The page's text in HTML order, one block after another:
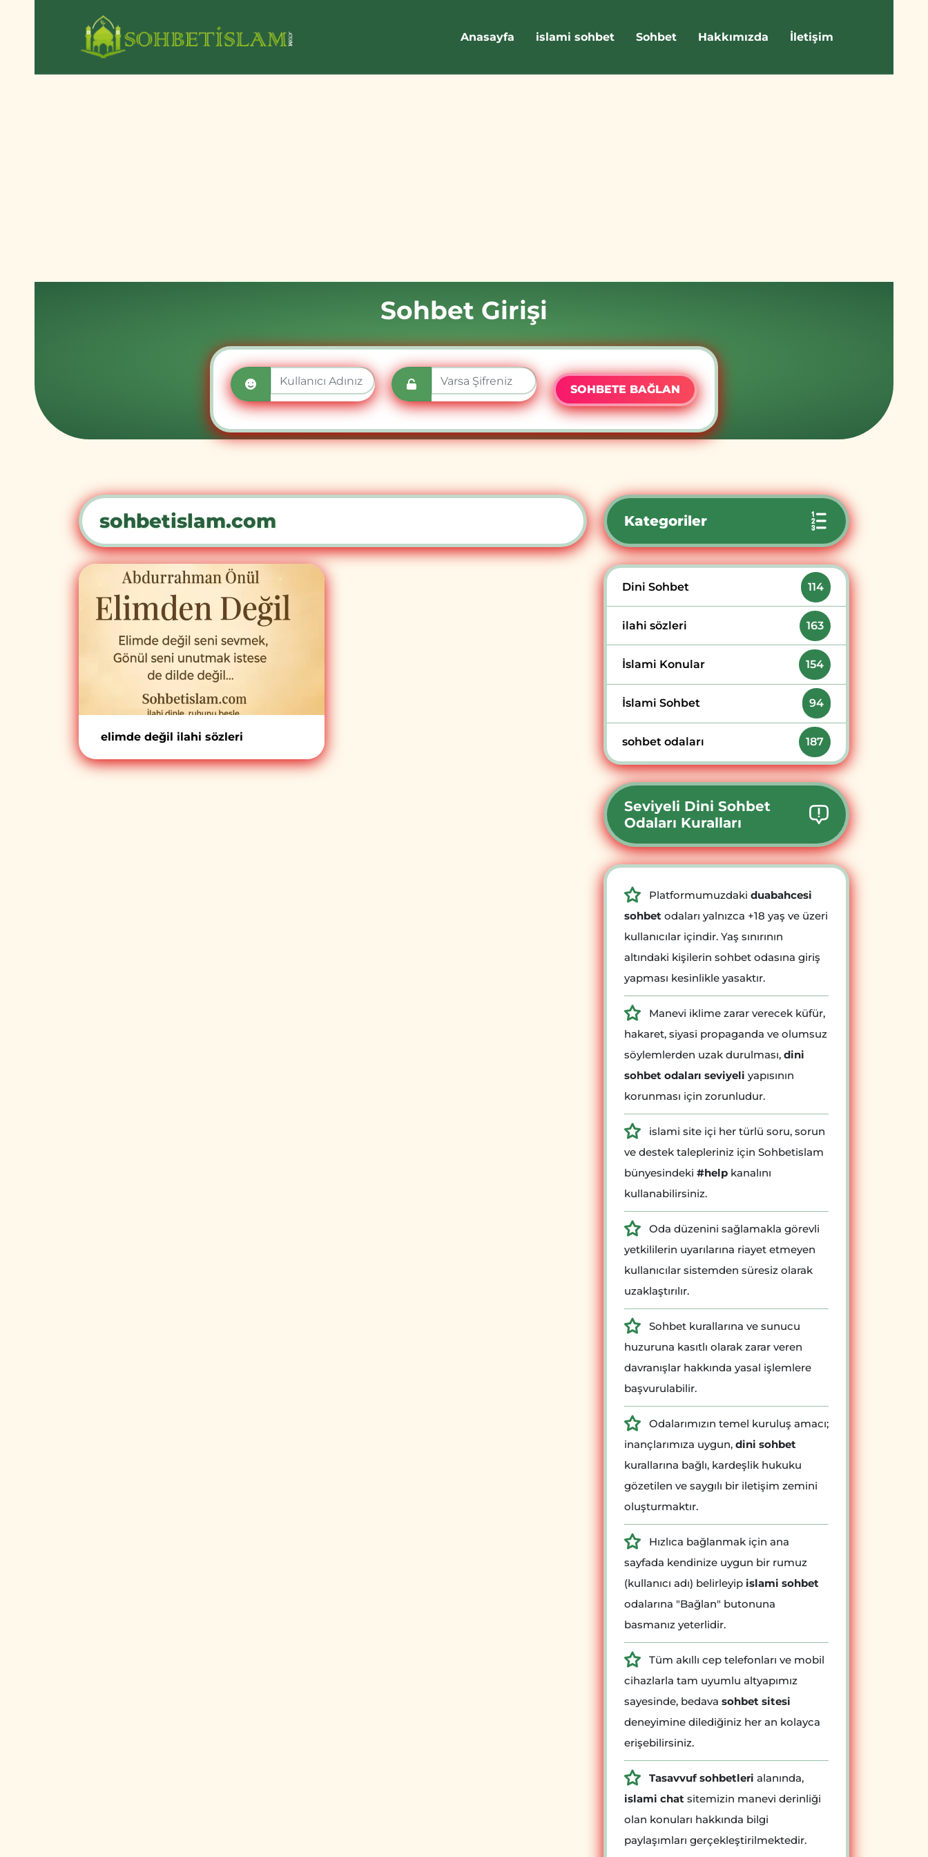
Anasayfa islami sohbet Sohbet Hakkımızda İletişim
Sohbet Girişi
SOHBETE BAĞLAN
sohbetislam.com
elimde değil ilahi sözleri
Kategoriler
Dini Sohbet 114
ilahi sözleri 163
İslami Konular 154
İslami Sohbet 94
sohbet odaları 187
Seviyeli Dini Sohbet
Odaları Kuralları
Platformumuzdaki duabahcesi
sohbet odaları yalnızca +18 yaş ve üzeri
kullanıcılar içindir. Yaş sınırının
altındaki kişilerin sohbet odasına giriş
yapması kesinlikle yasaktır.
Manevi iklime zarar verecek küfür,
hakaret, siyasi propaganda ve olumsuz
söylemlerden uzak durulması, dini
sohbet odaları seviyeli yapısının
korunması için zorunludur.
islami site içi her türlü soru, sorun
ve destek talepleriniz için Sohbetislam
bünyesindeki #help kanalını
kullanabilirsiniz.
Oda düzenini sağlamakla görevli
yetkililerin uyarılarına riayet etmeyen
kullanıcılar sistemden süresiz olarak
uzaklaştırılır.
Sohbet kurallarına ve sunucu
huzuruna kasıtlı olarak zarar veren
davranışlar hakkında yasal işlemlere
başvurulabilir.
Odalarımızın temel kuruluş amacı;
inançlarımıza uygun, dini sohbet
kurallarına bağlı, kardeşlik hukuku
gözetilen ve saygılı bir iletişim zemini
oluşturmaktır.
Hızlıca bağlanmak için ana
sayfada kendinize uygun bir rumuz
(kullanıcı adı) belirleyip islami sohbet
odalarına "Bağlan" butonuna
basmanız yeterlidir.
Tüm akıllı cep telefonları ve mobil
cihazlarla tam uyumlu altyapımız
sayesinde, bedava sohbet sitesi
deneyimine dilediğiniz her an kolayca
erişebilirsiniz.
Tasavvuf sohbetleri alanında,
islami chat sitemizin manevi derinliği
olan konuları hakkında bilgi
paylaşımları gerçekleştirilmektedir.